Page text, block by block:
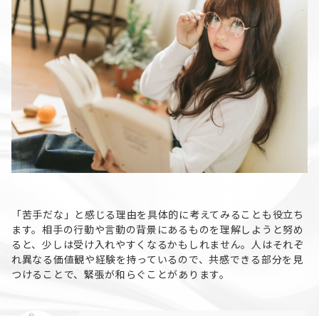
「苦手だな」と感じる理由を具体的に考えてみることも役立ち
ます。相手の行動や言動の背景にあるものを理解しようと努め
ると、少しは受け入れやすくなるかもしれません。人はそれぞ
れ異なる価値観や経験を持っているので、共感できる部分を見
つけることで、緊張が和らぐことがあります。